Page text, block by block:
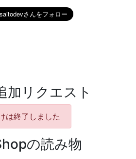
加リクエスト
は終了しました
の読み物